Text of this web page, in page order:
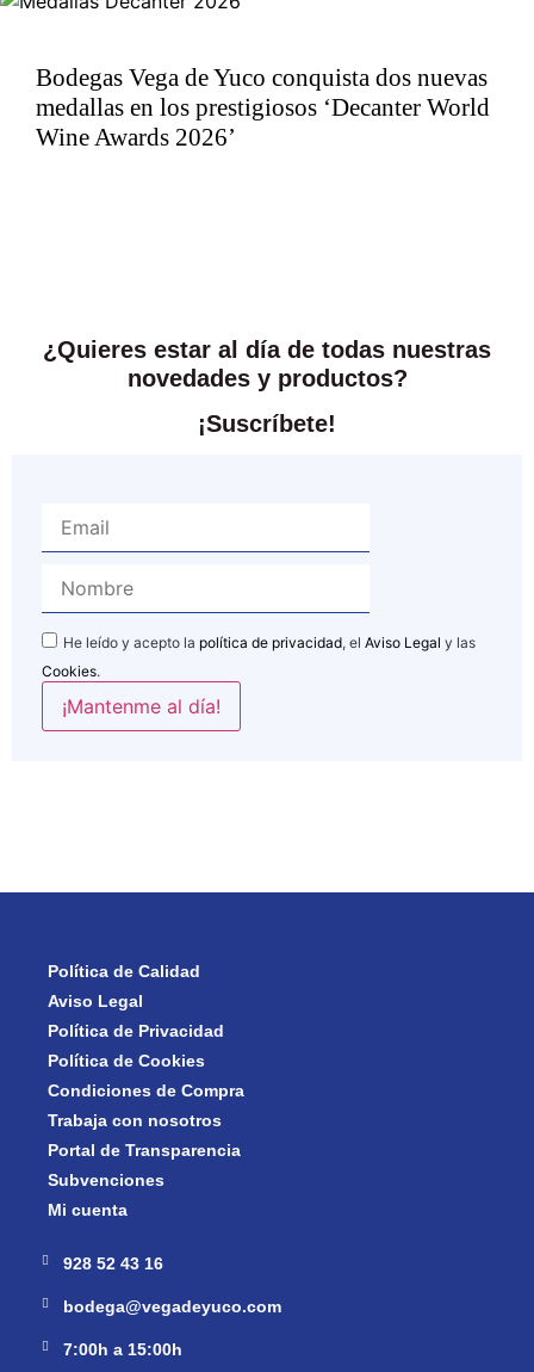
Bodegas Vega de Yuco conquista dos nuevas
medallas en los prestigiosos ‘Decanter World
Wine Awards 2026’
¿Quieres estar al día de todas nuestras
novedades y productos?
¡Suscríbete!
He leído y acepto la política de privacidad, el Aviso Legal y las
Cookies.
Política de Calidad
Aviso Legal
Política de Privacidad
Política de Cookies
Condiciones de Compra
Trabaja con nosotros
Portal de Transparencia
Subvenciones
Mi cuenta
928 52 43 16
bodega@vegadeyuco.com
7:00h a 15:00h